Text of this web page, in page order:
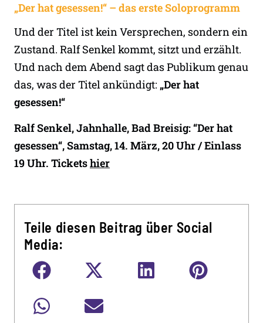
„Der hat gesessen!“ – das erste Soloprogramm
Und der Titel ist kein Versprechen, sondern ein
Zustand. Ralf Senkel kommt, sitzt und erzählt.
Und nach dem Abend sagt das Publikum genau
das, was der Titel ankündigt: „Der hat
gesessen!“
Ralf Senkel, Jahnhalle, Bad Breisig: “Der hat
gesessen“, Samstag, 14. März, 20 Uhr / Einlass
19 Uhr. Ticketshier
Teile diesen Beitrag über Social
Media: